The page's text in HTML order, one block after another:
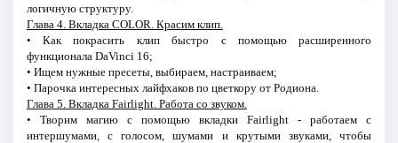
логичную структуру.
Глава 4. Вкладка COLOR. Красим клип.
• Как покрасить клип быстро с помощью расширенного
функционала DaVinci 16;
• Ищем нужные пресеты, выбираем, настраиваем;
• Парочка интересных лайфхаков по цветкору от Родиона.
Глава 5. Вкладка Fairlight. Работа со звуком.
• Творим магию с помощью вкладки Fairlight - работаем с
интершумами, с голосом, шумами и крутыми звуками, чтобы